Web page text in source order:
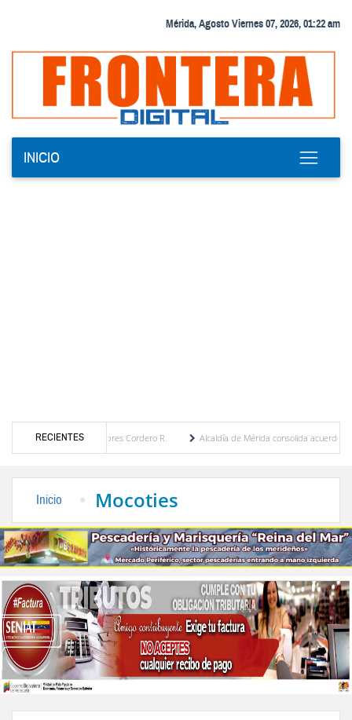
Mérida, Agosto Viernes 07, 2026, 01:22 am
INICIO
RECIENTES
Eugenia Febres Cordero R.
Alcaldía de Mérida consolida acuerdos con
Inicio Mocoties